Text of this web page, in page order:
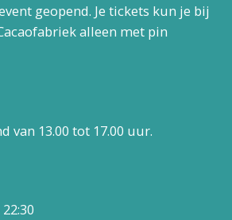
geopend. Je tickets kun je bij
alleen met pin
van 13.00 tot 17.00 uur.